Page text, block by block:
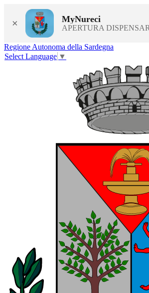
× MyNureci
APERTURA
Regione Autonoma della Sardegna
Select Language ▼